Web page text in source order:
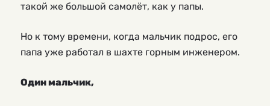
такой же большой самолёт, как у папы.
Но к тому времени, когда мальчик подрос, его
папа уже работал в шахте горным инженером.
Один мальчик,